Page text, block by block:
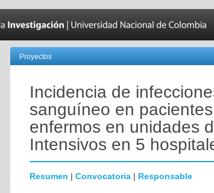
Proyectos
Incidencia de
sanguíneo en
enfermos en unidades
Intensivos en 5
Resumen | Convocatoria | Responsable